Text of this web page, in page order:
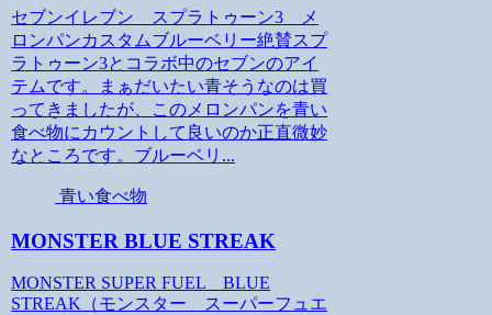
セブンイレブン スプラトゥーン3 メ
ロンパンカスタムブルーベリー絶賛スプ
ラトゥーン3とコラボ中のセブンのアイ
テムです。まぁだいたい青そうなのは買
ってきましたが、このメロンパンを青い
食べ物にカウントして良いのか正直微妙
なところです。ブルーベリ...
青い食べ物
MONSTER BLUE STREAK
MONSTER SUPER FUEL BLUE
STREAK（モンスター スーパーフュエ